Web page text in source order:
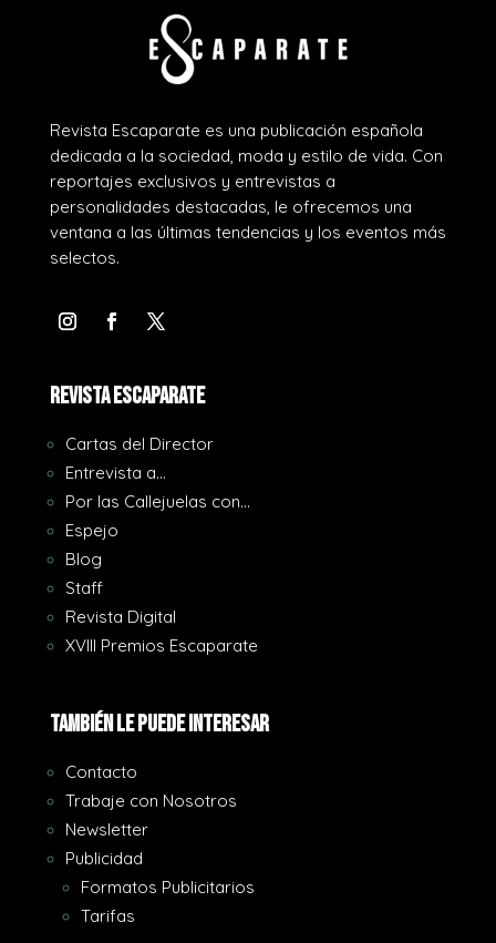
Revista Escaparate es una publicación española
dedicada a la sociedad, moda y estilo de vida. Con
reportajes exclusivos y entrevistas a
personalidades destacadas, le ofrecemos una
ventana a las últimas tendencias y los eventos más
selectos.
REVISTA ESCAPARATE
Cartas del Director
Entrevista a…
Por las Callejuelas con…
Espejo
Blog
Staff
Revista Digital
XVIII Premios Escaparate
También le puede interesar
Contacto
Trabaje con Nosotros
Newsletter
Publicidad
Formatos Publicitarios
Tarifas